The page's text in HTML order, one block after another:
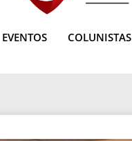
EVENTOS COLUNISTAS